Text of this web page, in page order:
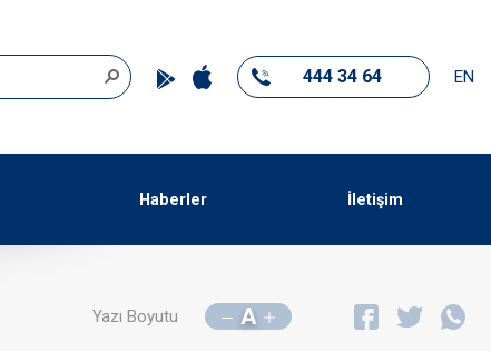
444 34 64 EN
Haberler İletişim
Yazı Boyutu A